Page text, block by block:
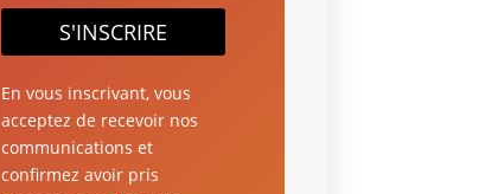
S'INSCRIRE
En vous inscrivant, vous
acceptez de recevoir nos
communications et
confirmez avoir pris